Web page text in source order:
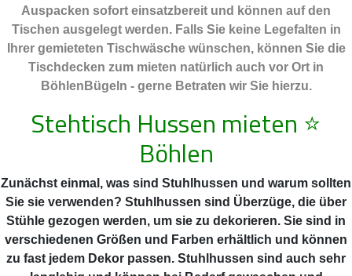
Auspacken sofort einsatzbereit und können auf den
Tischen ausgelegt werden. Falls Sie keine Legefalten in
Ihrer gemieteten Tischwäsche wünschen, können Sie die
Tischdecken zum mieten natürlich auch vor Ort in
BöhlenBügeln - gerne Betraten wir Sie hierzu.
Stehtisch Hussen mieten ⭐
Böhlen
Zunächst einmal, was sind Stuhlhussen und warum sollten
Sie sie verwenden? Stuhlhussen sind Überzüge, die über
Stühle gezogen werden, um sie zu dekorieren. Sie sind in
verschiedenen Größen und Farben erhältlich und können
zu fast jedem Dekor passen. Stuhlhussen sind auch sehr